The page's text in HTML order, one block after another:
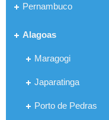
Pernambuco
Alagoas
Maragogi
Japaratinga
Porto de Pedras